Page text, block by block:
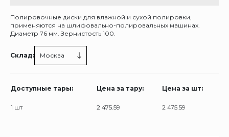
Полировочные диски для влажной и сухой полировки,
применяются на шлифовально-полировальных машинах.
Диаметр 76 мм. Зернистость 100.
Склад: Москва
Доступные тары: Цена за тару: Цена за шт:
1 шт 2 475.59 2 475.59